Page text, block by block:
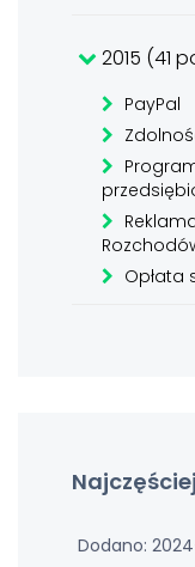
2015 (41
PayPal
Opłata
Dodano: